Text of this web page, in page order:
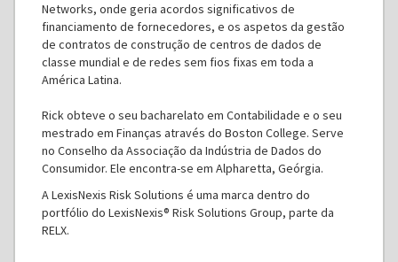
Networks, onde geria acordos significativos de
financiamento de fornecedores, e os aspetos da gestão
de contratos de construção de centros de dados de
classe mundial e de redes sem fios fixas em toda a
América Latina.
Rick obteve o seu bacharelato em Contabilidade e o seu
mestrado em Finanças através do Boston College. Serve
no Conselho da Associação da Indústria de Dados do
Consumidor. Ele encontra-se em Alpharetta, Geórgia.
A LexisNexis Risk Solutions é uma marca dentro do
portfólio do LexisNexis® Risk Solutions Group, parte da
RELX.